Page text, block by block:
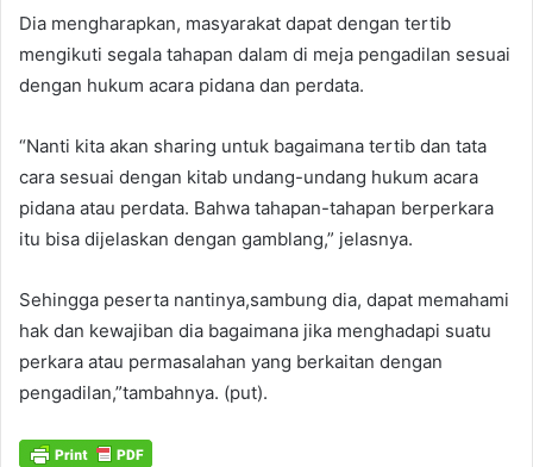
Dia mengharapkan, masyarakat dapat dengan tertib
mengikuti segala tahapan dalam di meja pengadilan sesuai
dengan hukum acara pidana dan perdata.
“Nanti kita akan sharing untuk bagaimana tertib dan tata
cara sesuai dengan kitab undang-undang hukum acara
pidana atau perdata. Bahwa tahapan-tahapan berperkara
itu bisa dijelaskan dengan gamblang,” jelasnya.
Sehingga peserta nantinya,sambung dia, dapat memahami
hak dan kewajiban dia bagaimana jika menghadapi suatu
perkara atau permasalahan yang berkaitan dengan
pengadilan,”tambahnya. (put).